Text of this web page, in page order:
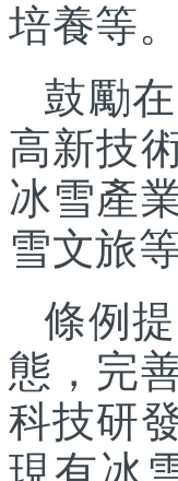
培養等。
鼓勵
高新技
冰雪產
雪文旅
條例
態，完
科技研
現有冰